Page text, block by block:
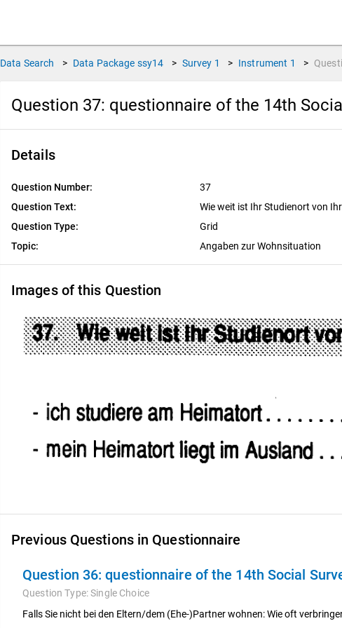
Data Search > Data Package ssy14 > Survey 1 > Instrument 1 >
Question 37: questionnaire of the 14th
Details
Question Number:
37
Question Text:
Wie weit ist Ihr Studienort von
Question Type:
Grid
Topic:
Angaben zur Wohnsituation
Images of this Question
Previous Questions in Questionnaire
Question 36:questionnaire of the 14th Social
Question Type:Single Choice
Falls Sie nicht bei den Eltern/dem (Ehe-)Partner wohnen: Wie oft